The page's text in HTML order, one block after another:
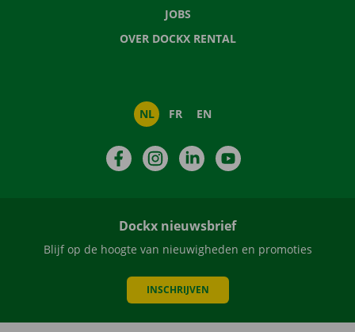
JOBS
OVER DOCKX RENTAL
NL FR EN
FacebookInstagramLinkedIn
Dockx nieuwsbrief
Blijf op de hoogte van nieuwigheden en promoties
INSCHRIJVEN